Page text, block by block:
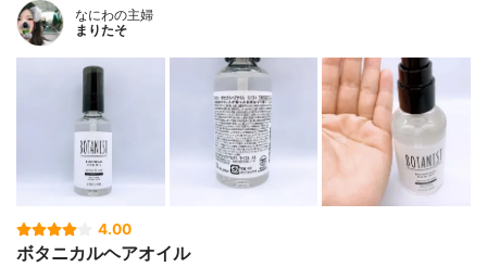
なにわの主婦
まりたそ
4.00
ボタニカルヘアオイル